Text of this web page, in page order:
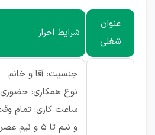
عنوان
شغلی
شرایط احراز
جنسیت: آقا و خانم
نوع همکاری: حضوری
و نیم تا 5 و نیم عصر)